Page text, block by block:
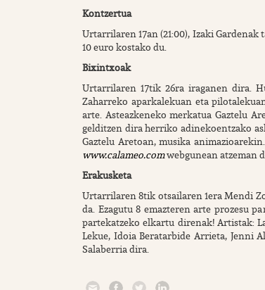
Kontzertua
Urtarrilaren 17an (21:00), Izaki
10 euro kostako du.
Bixintxoak
Urtarrilaren 17tik 26ra iraganen dira.
Zaharreko aparkalekuan eta
arte. Asteazkeneko merkatua Gaztelu
gelditzen dira herriko adinekoentzako
Gaztelu Aretoan, musika
www.calameo.comwebgunean atzeman
Erakusketa
Urtarrilaren 8tik otsailaren 1era Mendi
da. Ezagutu 8 emazteren arte prozesu
partekatzeko elkartu direnak! Artistak:
Lekue, Idoia Beratarbide Arrieta, Jenni
Salaberria dira.